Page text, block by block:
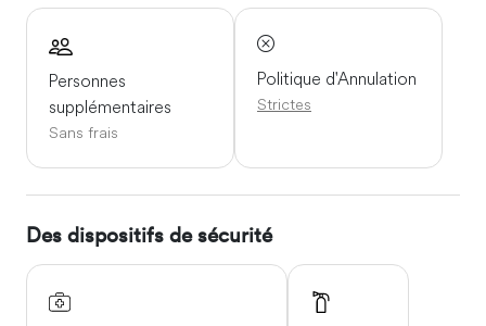
Personnes
supplémentaires
Sans frais
Politique d'Annulation
Strictes
Des dispositifs de sécurité